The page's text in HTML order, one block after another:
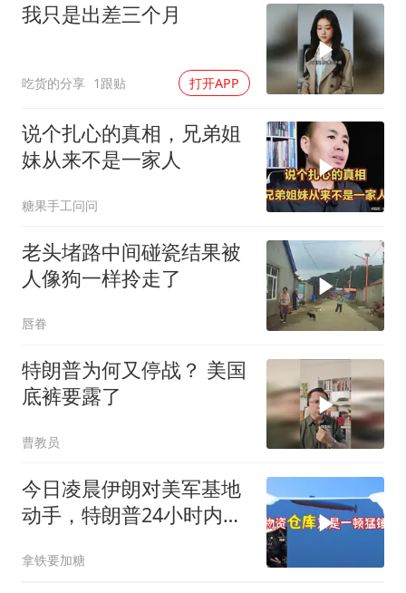
我只是出差三个月
吃货的分享 1跟贴 打开APP
说个扎心的真相，兄弟姐
妹从来不是一家人
糖果手工问问
老头堵路中间碰瓷结果被
人像狗一样拎走了
唇眷
特朗普为何又停战？ 美国
底裤要露了
曹教员
今日凌晨伊朗对美军基地
动手，特朗普24小时内服
拿铁要加糖